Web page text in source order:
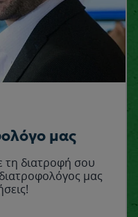
μας
τη διατροφή σου
μας